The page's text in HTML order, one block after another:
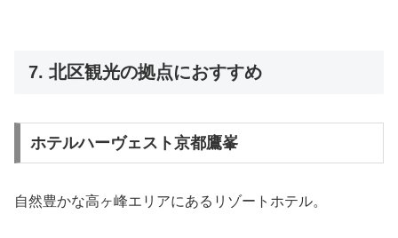
7. 北区観光の拠点におすすめ
ホテルハーヴェスト京都鷹峯
自然豊かな高ヶ峰エリアにあるリゾートホテル。